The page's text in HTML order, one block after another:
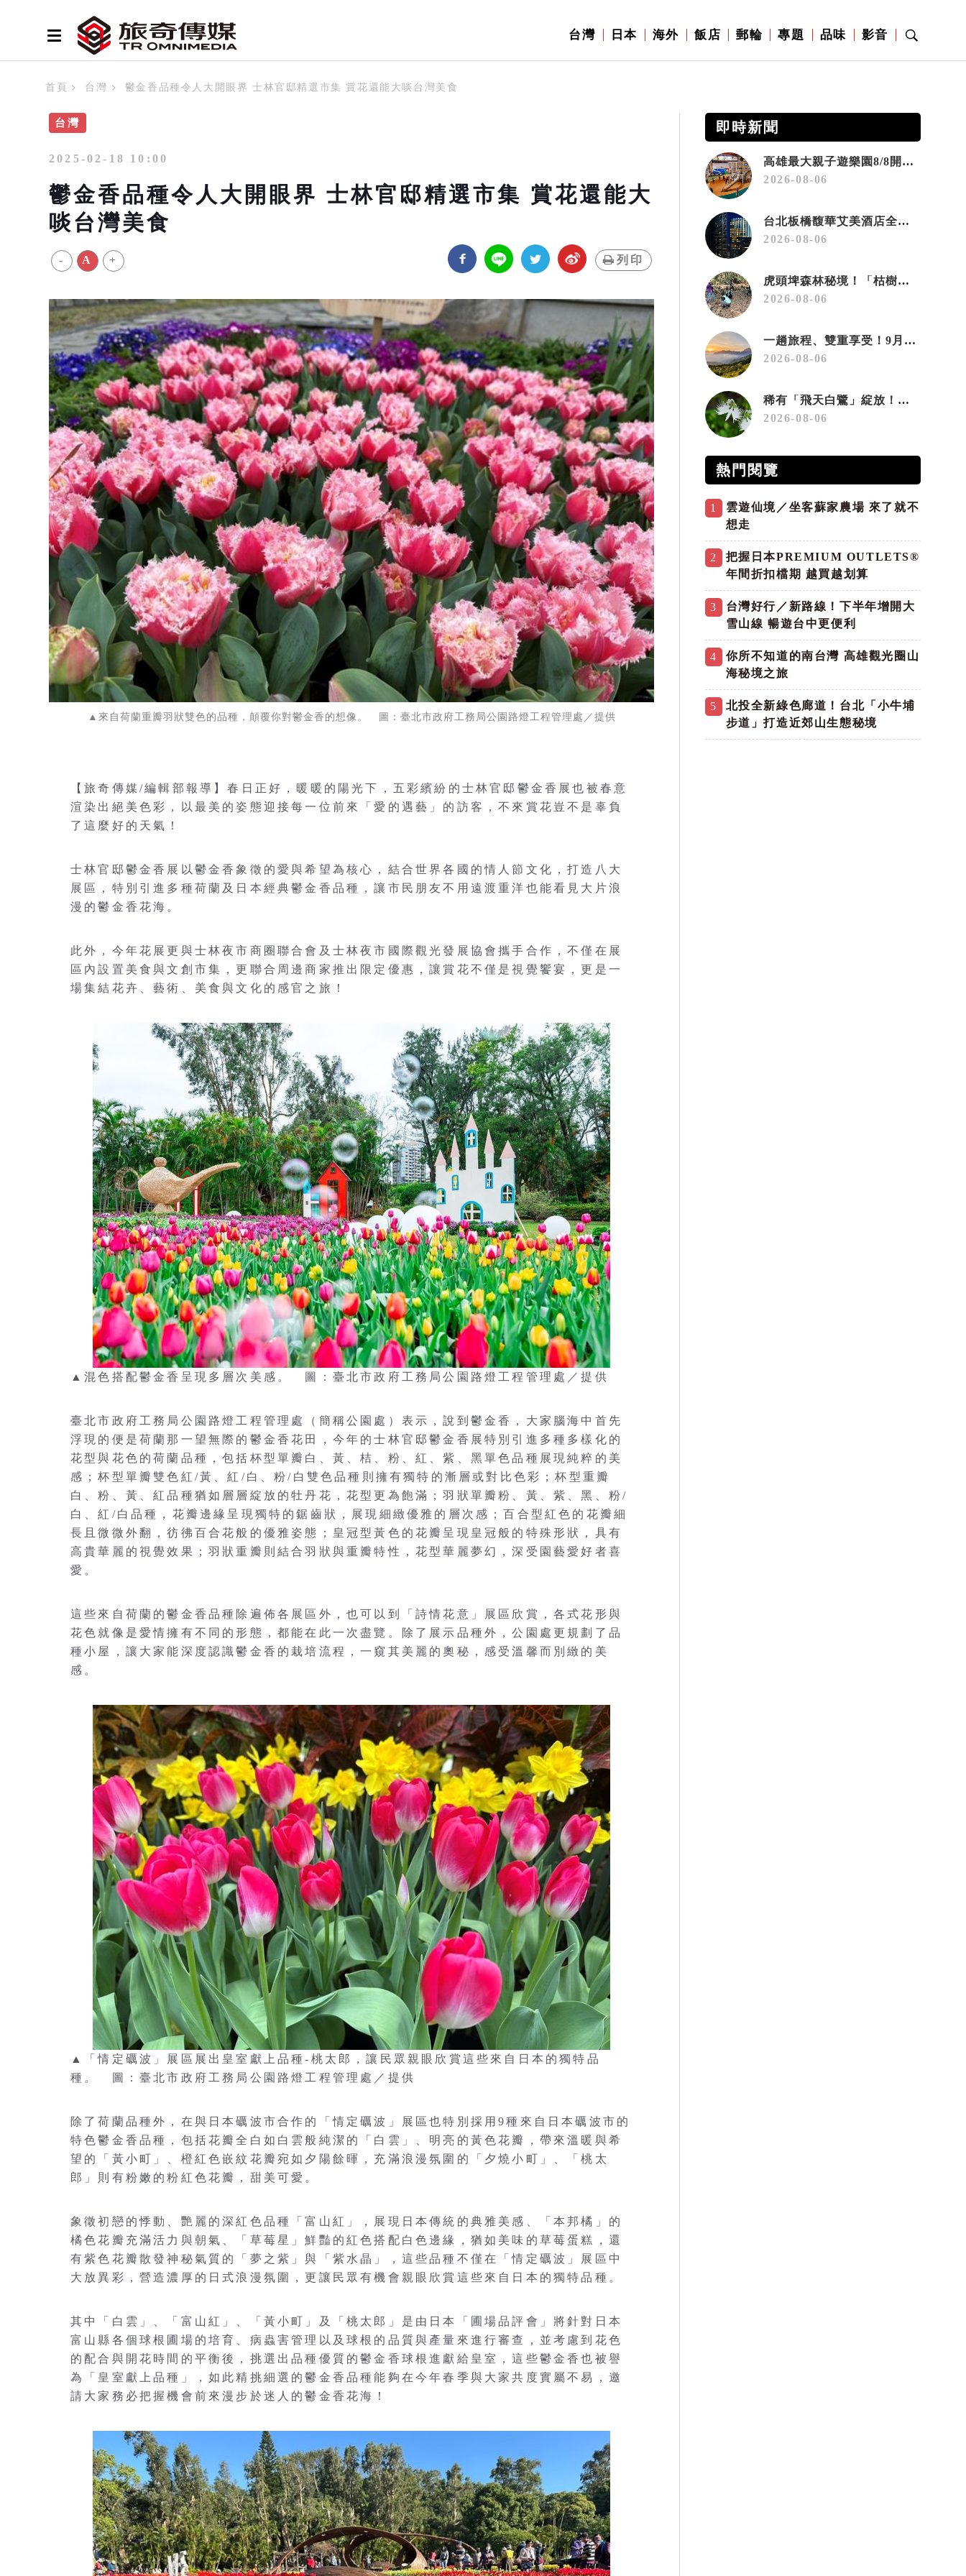
台灣 日本 海外 飯店 郵輪 專題 品味 影音
首頁 台灣 鬱金香品種令人大開眼界 士林官邸精選市集 賞花還能大啖台灣美食
台灣
2025-02-18 10:00
鬱金香品種令人大開眼界 士林官邸精選市集 賞花還能大
啖台灣美食
- A + 列印
▲來自荷蘭重瓣羽狀雙色的品種，顛覆你對鬱金香的想像。 圖：臺北市政府工務局公園路燈工程管理處／提供
【旅奇傳媒/編輯部報導】春日正好，暖暖的陽光下，五彩繽紛的士林官邸鬱金香展也被春意
渲染出絕美色彩，以最美的姿態迎接每一位前來「愛的遇藝」的訪客，不來賞花豈不是辜負
了這麼好的天氣！
士林官邸鬱金香展以鬱金香象徵的愛與希望為核心，結合世界各國的情人節文化，打造八大
展區，特別引進多種荷蘭及日本經典鬱金香品種，讓市民朋友不用遠渡重洋也能看見大片浪
漫的鬱金香花海。
此外，今年花展更與士林夜市商圈聯合會及士林夜市國際觀光發展協會攜手合作，不僅在展
區內設置美食與文創市集，更聯合周邊商家推出限定優惠，讓賞花不僅是視覺饗宴，更是一
場集結花卉、藝術、美食與文化的感官之旅！
▲混色搭配鬱金香呈現多層次美感。 圖：臺北市政府工務局公園路燈工程管理處／提供
臺北市政府工務局公園路燈工程管理處（簡稱公園處）表示，說到鬱金香，大家腦海中首先
浮現的便是荷蘭那一望無際的鬱金香花田，今年的士林官邸鬱金香展特別引進多種多樣化的
花型與花色的荷蘭品種，包括杯型單瓣白、黃、桔、粉、紅、紫、黑單色品種展現純粹的美
感；杯型單瓣雙色紅/黃、紅/白、粉/白雙色品種則擁有獨特的漸層或對比色彩；杯型重瓣
白、粉、黃、紅品種猶如層層綻放的牡丹花，花型更為飽滿；羽狀單瓣粉、黃、紫、黑、粉/
白、紅/白品種，花瓣邊緣呈現獨特的鋸齒狀，展現細緻優雅的層次感；百合型紅色的花瓣細
長且微微外翻，彷彿百合花般的優雅姿態；皇冠型黃色的花瓣呈現皇冠般的特殊形狀，具有
高貴華麗的視覺效果；羽狀重瓣則結合羽狀與重瓣特性，花型華麗夢幻，深受園藝愛好者喜
愛。
這些來自荷蘭的鬱金香品種除遍佈各展區外，也可以到「詩情花意」展區欣賞，各式花形與
花色就像是愛情擁有不同的形態，都能在此一次盡覽。除了展示品種外，公園處更規劃了品
種小屋，讓大家能深度認識鬱金香的栽培流程，一窺其美麗的奧秘，感受溫馨而別緻的美
感。
▲「情定礪波」展區展出皇室獻上品種-桃太郎，讓民眾親眼欣賞這些來自日本的獨特品
種。 圖：臺北市政府工務局公園路燈工程管理處／提供
除了荷蘭品種外，在與日本礪波市合作的「情定礪波」展區也特別採用9種來自日本礪波市的
特色鬱金香品種，包括花瓣全白如白雲般純潔的「白雲」、明亮的黃色花瓣，帶來溫暖與希
望的「黃小町」、橙紅色嵌紋花瓣宛如夕陽餘暉，充滿浪漫氛圍的「夕燒小町」、「桃太
郎」則有粉嫩的粉紅色花瓣，甜美可愛。
象徵初戀的悸動、艷麗的深紅色品種「富山紅」，展現日本傳統的典雅美感、「本邦橘」的
橘色花瓣充滿活力與朝氣、「草莓星」鮮豔的紅色搭配白色邊緣，猶如美味的草莓蛋糕，還
有紫色花瓣散發神秘氣質的「夢之紫」與「紫水晶」，這些品種不僅在「情定礪波」展區中
大放異彩，營造濃厚的日式浪漫氛圍，更讓民眾有機會親眼欣賞這些來自日本的獨特品種。
其中「白雲」、「富山紅」、「黃小町」及「桃太郎」是由日本「圃場品評會」將針對日本
富山縣各個球根圃場的培育、病蟲害管理以及球根的品質與產量來進行審查，並考慮到花色
的配合與開花時間的平衡後，挑選出品種優質的鬱金香球根進獻給皇室，這些鬱金香也被譽
為「皇室獻上品種」，如此精挑細選的鬱金香品種能夠在今年春季與大家共度實屬不易，邀
請大家務必把握機會前來漫步於迷人的鬱金香花海！
即時新聞
高雄最大親子遊樂園8/8開幕！30項設施免費玩、YOYO家族嗨翻暑假
2026-08-06
台北板橋馥華艾美酒店全新開幕 感官藝術策展打造旅居新風格
2026-08-06
虎頭埤森林秘境！「枯樹籬步道」生態復育有成 走進大自然生命教室
2026-08-06
一趟旅程、雙重享受！9月住宿合歡山 順遊奧萬大10元優惠入園
2026-08-06
稀有「飛天白鷺」綻放！神戶六甲高山植物園「鷺草」珍貴現身
2026-08-06
熱門閱覽
1
雲遊仙境／坐客蘇家農場 來了就不
想走
2
把握日本PREMIUM OUTLETS®
年間折扣檔期 越買越划算
3
台灣好行／新路線！下半年增開大
雪山線 暢遊台中更便利
4
你所不知道的南台灣 高雄觀光圈山
海秘境之旅
5
北投全新綠色廊道！台北「小牛埔
步道」打造近郊山生態秘境